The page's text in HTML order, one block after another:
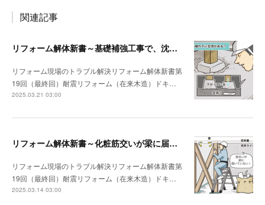
関連記事
リフォーム解体新書～基礎補強工事で、沈んでいる独立基礎を発見
リフォーム現場のトラブル解決リフォーム解体新書第
19回（最終回）耐震リフォーム（在来木造）ドキ…
2025.03.21 03:00
リフォーム解体新書～化粧筋交いが梁に届いていなかった
リフォーム現場のトラブル解決リフォーム解体新書第
19回（最終回）耐震リフォーム（在来木造）ドキ…
2025.03.14 03:00